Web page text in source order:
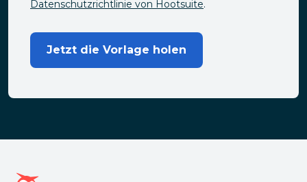
Datenschutzrichtlinie von Hootsuite.
Jetzt die Vorlage holen
Hootsuite Homepage